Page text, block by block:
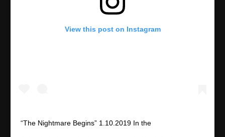
View this post on Instagram
“The Nightmare Begins” 1.10.2019 In the